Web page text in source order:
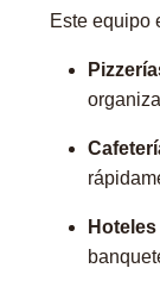
Este equipo